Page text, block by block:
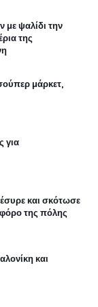
με ψαλίδι την
της
μάρκετ,
για
και σκότωσε
της πόλης
και